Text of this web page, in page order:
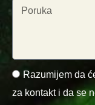
Razumijem da
za kontakt i da se